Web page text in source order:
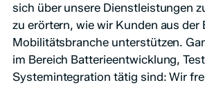
sich über unsere Dienstleistungen
zu erörtern, wie wir Kunden aus der
Mobilitätsbranche unterstützen.
im Bereich Batterieentwicklung,
Systemintegration tätig sind: Wir